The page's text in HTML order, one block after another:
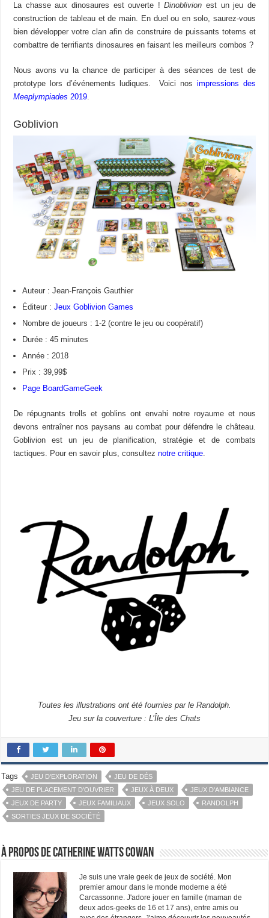
La chasse aux dinosaures est ouverte !Dinoblivion est un jeu de
construction de tableau et de main. En duel ou en solo, saurez-vous
bien développer votre clan afin de construire de puissants totems et
combattre de terrifiants dinosaures en faisant les meilleurs combos ?
Nous avons vu la chance de participer à des séances de test de
prototype lors d’événements ludiques. Voici nos impressions des
Meeplympiades 2019.
Goblivion
Auteur : Jean-François Gauthier
Éditeur :Jeux Goblivion Games
Nombre de joueurs : 1-2 (contre le jeu ou coopératif)
Durée : 45 minutes
Année : 2018
Prix : 39,99$
Page BoardGameGeek
De répugnants trolls et goblins ont envahi notre royaume et nous
devons entraîner nos paysans au combat pour défendre le château.
Goblivion est un jeu de planification, stratégie et de combats
tactiques. Pour en savoir plus, consulteznotre critique.
Toutes les illustrations ont été fournies par le Randolph.
Jeu sur la couverture : L’Île des Chats
Tags JEU D'EXPLORATION
JEU DE DÉS
JEU DE PLACEMENT D'OUVRIER
JEUX À DEUX
JEUX D'AMBIANCE
JEUX DE PARTY
JEUX FAMILIAUX JEUX SOLO
RANDOLPH
SORTIES JEUX DE SOCIÉTÉ
À propos de Catherine Watts Cowan
Je suis une vraie geek de jeux de société. Mon
premier amour dans le monde moderne a été
Carcassonne. J'adore jouer en famille (maman de
deux ados-geeks de 16 et 17 ans), entre amis ou